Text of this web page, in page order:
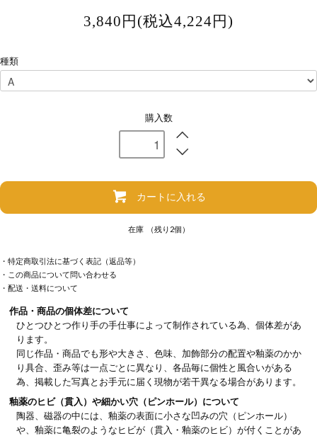
3,840円(税込4,224円)
種類
購入数
カートに入れる
在庫 （残り2個）
・特定商取引法に基づく表記（返品等）
・この商品について問い合わせる
・配送・送料について
作品・商品の個体差について
ひとつひとつ作り手の手仕事によって制作されている為、個体差があ
ります。
同じ作品・商品でも形や大きさ、色味、加飾部分の配置や釉薬のかか
り具合、歪み等は一点ごとに異なり、各品毎に個性と風合いがある
為、掲載した写真とお手元に届く現物が若干異なる場合があります。
釉薬のヒビ（貫入）や細かい穴（ピンホール）について
陶器、磁器の中には、釉薬の表面に小さな凹みの穴（ピンホール）
や、釉薬に亀裂のようなヒビが（貫入・釉薬のヒビ）が付くことがあ